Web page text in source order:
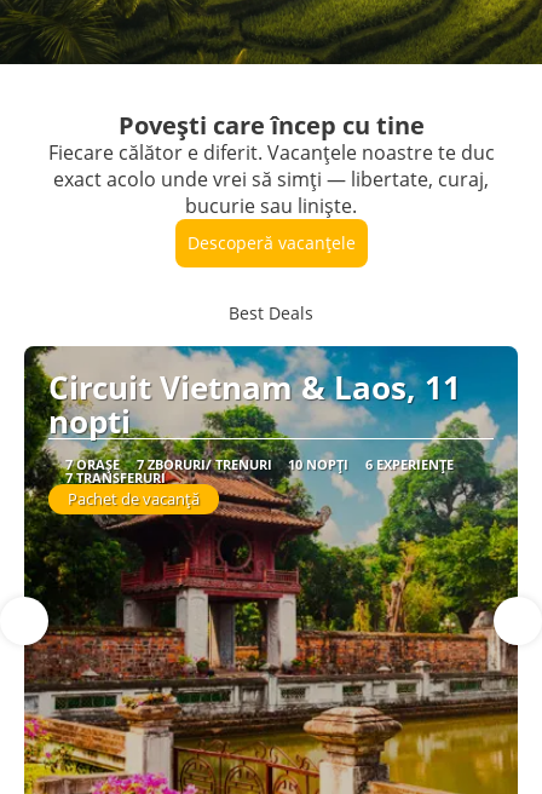
Povești care încep cu tine
Fiecare călător e diferit. Vacanțele noastre te duc
exact acolo unde vrei să simți — libertate, curaj,
bucurie sau liniște.
Descoperă vacanțele
Best Deals
Circuit Vietnam & Laos, 11
nopti
7 ORAȘE 7 ZBORURI/ TRENURI 10 NOPȚI 6 EXPERIENȚE
7 TRANSFERURI
Pachet de vacanță